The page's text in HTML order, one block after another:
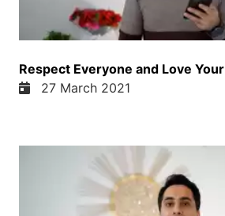
Respect Everyone and Love
27 March 2021